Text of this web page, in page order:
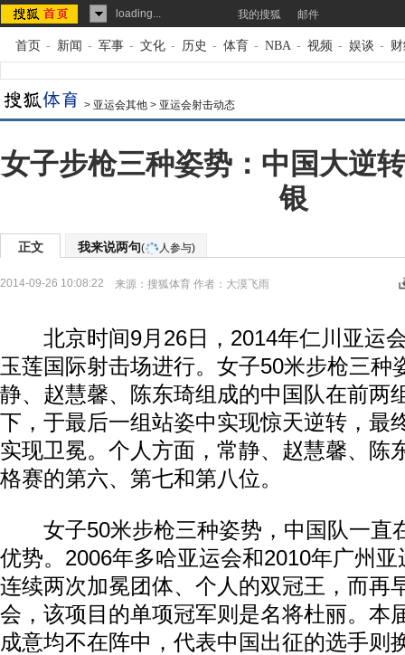
loading... 我的搜狐 邮件
首页 - 新闻 - 军事 - 文化 - 历史 - 体育 - NBA - 视频 - 娱谈 -
> 亚运会其他 > 亚运会射击动态
女子步枪三种姿势：中国大逆
银
正文 我来说两句( 人参与)
2014-09-26 10:08:22 来源： 搜狐体育 作者：大漠飞雨
北京时间9月26日，2014年仁川亚运
玉莲国际射击场进行。女子50米步枪三种
静、赵慧馨、陈东琦组成的中国队在前两
下，于最后一组站姿中实现惊天逆转，最
实现卫冕。个人方面，常静、赵慧馨、陈
格赛的第六、第七和第八位。
女子50米步枪三种姿势，中国队一直
优势。2006年多哈亚运会和2010年广州
连续两次加冕团体、个人的双冠王，而再
会，该项目的单项冠军则是名将杜丽。本
成意均不在阵中，代表中国出征的选手则